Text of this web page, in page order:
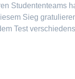
Studententeams
Sieg
Test